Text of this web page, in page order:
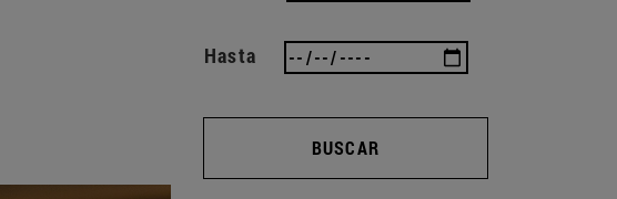
Hasta
BUSCAR